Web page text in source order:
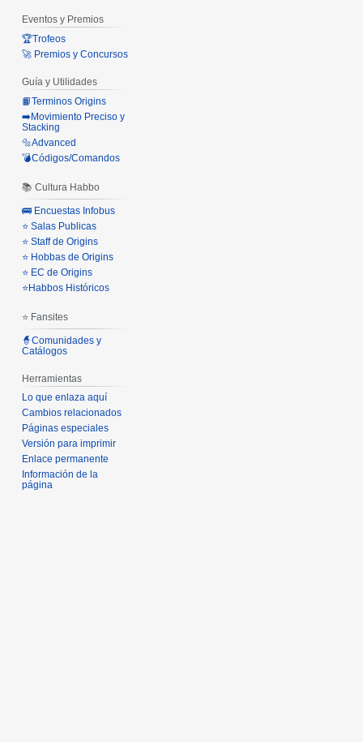
Eventos y Premios
🏆Trofeos
🚀 Premios y Concursos
Guía y Utilidades
📙Terminos Origins
➡️Movimiento Preciso y
Stacking
🔩Advanced
💣Códigos/Comandos
📚 Cultura Habbo
🚌 Encuestas Infobus
⭐ Salas Publicas
⭐ Staff de Origins
⭐ Hobbas de Origins
⭐ EC de Origins
⭐Habbos Históricos
⭐ Fansites
🧙Comunidades y
Catálogos
Herramientas
Lo que enlaza aquí
Cambios relacionados
Páginas especiales
Versión para imprimir
Enlace permanente
Información de la
página